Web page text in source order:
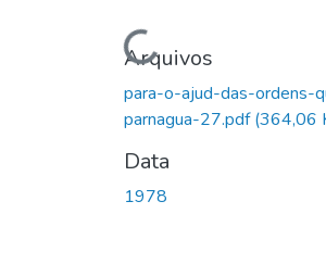
Carregando...
Arquivos
para-o-ajud-das-ordens-
parnagua-27.pdf(364,06
Data
1978